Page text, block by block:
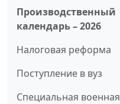
Производственный
календарь – 2026
Налоговая реформа
Поступление в вуз
Специальная военная